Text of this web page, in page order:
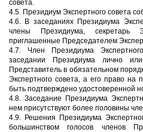
совета.
4.5. Президиум Экспертного совета
4.6. В заседаниях Президиума
члены Президиума, секретарь
приглашенные Председателем
4.7. Член Президиума
заседании Президиума лично
Представитель в обязательном
Экспертного совета, а его право на
быть подтверждено удостоверенной
4.8. Заседание Президиума
нем присутствуют более половины
4.9. Решения Президиума
большинством голосов членов